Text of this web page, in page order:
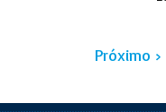
Próximo ›